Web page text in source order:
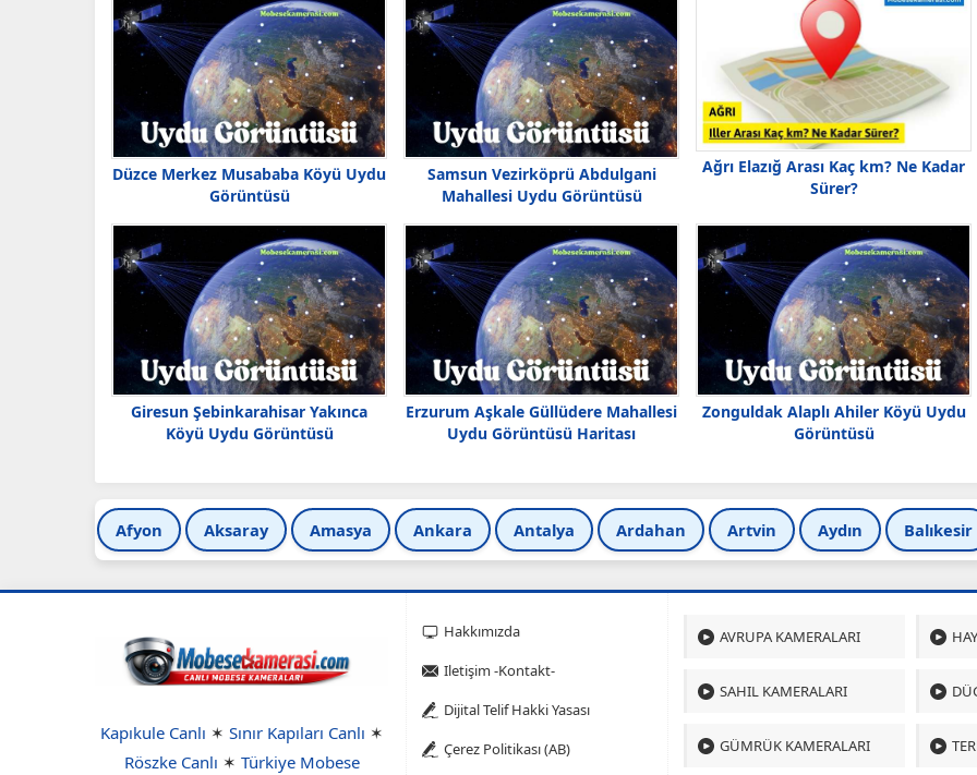
Düzce Merkez Musababa Köyü Uydu
Görüntüsü
Samsun Vezirköprü Abdulgani
Mahallesi Uydu Görüntüsü
Ağrı Elazığ Arası Kaç km? Ne Kadar
Sürer?
Giresun Şebinkarahisar Yakınca
Köyü Uydu Görüntüsü
Erzurum Aşkale Güllüdere Mahallesi
Uydu Görüntüsü Haritası
Zonguldak Alaplı Ahiler Köyü Uydu
Görüntüsü
Afyon Aksaray Amasya Ankara Antalya Ardahan Artvin Aydın Balıkesir
Kapıkule Canlı ✶ Sınır Kapıları Canlı ✶
Röszke Canlı ✶ Türkiye Mobese
Hakkımızda
Iletişim -Kontakt-
Dijital Telif Hakki Yasası
Çerez Politikası (AB)
AVRUPA KAMERALARI
SAHIL KAMERALARI
GÜMRÜK KAMERALARI